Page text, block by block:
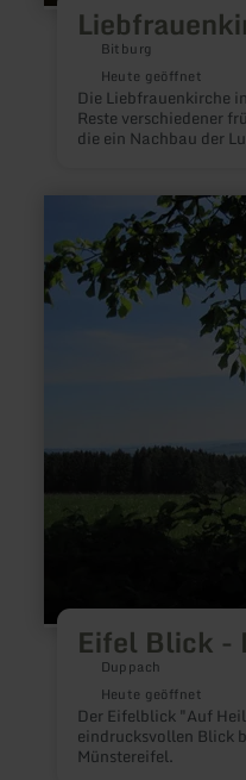
Bitburg
Heute geöffnet
Die Liebfrauenkirche
Reste verschiedener
die ein Nachbau der
Eifel Blick -
Duppach
Heute geöffnet
Der Eifelblick "Auf
eindrucksvollen Blick
Münstereifel.
zu:
Eifel
Blick
-
Duppach